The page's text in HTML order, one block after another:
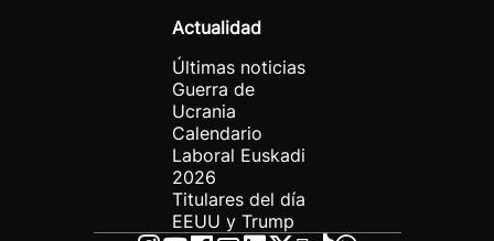
Actualidad
Últimas noticias
Guerra de
Ucrania
Calendario
Laboral Euskadi
2026
Titulares del día
EEUU y Trump